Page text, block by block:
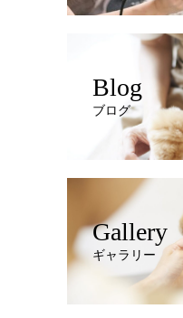
Blog
ブログ
Gallery
ギャラリー